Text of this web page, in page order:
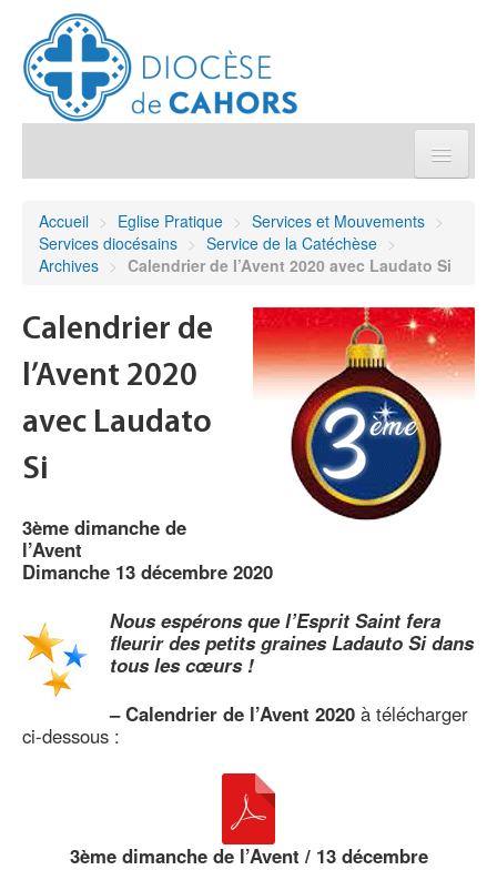
Démarches et sacrements
Sanctuaires & Pélerinages
Agenda diocésain
Je donne
Accueil > Eglise Pratique > Services et Mouvements >
Services diocésains > Service de la Catéchèse >
Archives > Calendrier de l’Avent 2020 avec Laudato Si
Calendrier de
l’Avent 2020
avec Laudato
Si
3ème dimanche de
l’Avent
Dimanche 13 décembre 2020
Nous espérons que l’Esprit Saint fera
fleurir des petits graines Ladauto Si dans
tous les cœurs !
– Calendrier de l’Avent 2020 à télécharger
ci-dessous :
3ème dimanche de l’Avent / 13 décembre